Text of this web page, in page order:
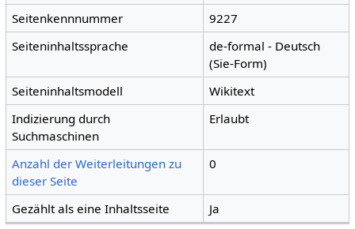
Seitenkennnummer
9227
Seiteninhaltssprache
de-formal - Deutsch
(Sie-Form)
Seiteninhaltsmodell
Wikitext
Indizierung durch
Suchmaschinen
Erlaubt
Anzahl der Weiterleitungen zu
dieser Seite
0
Gezählt als eine Inhaltsseite Ja